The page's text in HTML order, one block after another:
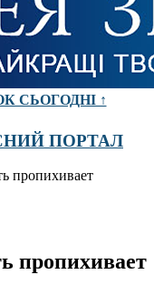
СЬОГОДНІ ↑
ПОРТАЛ
пропихивает
пропихивает